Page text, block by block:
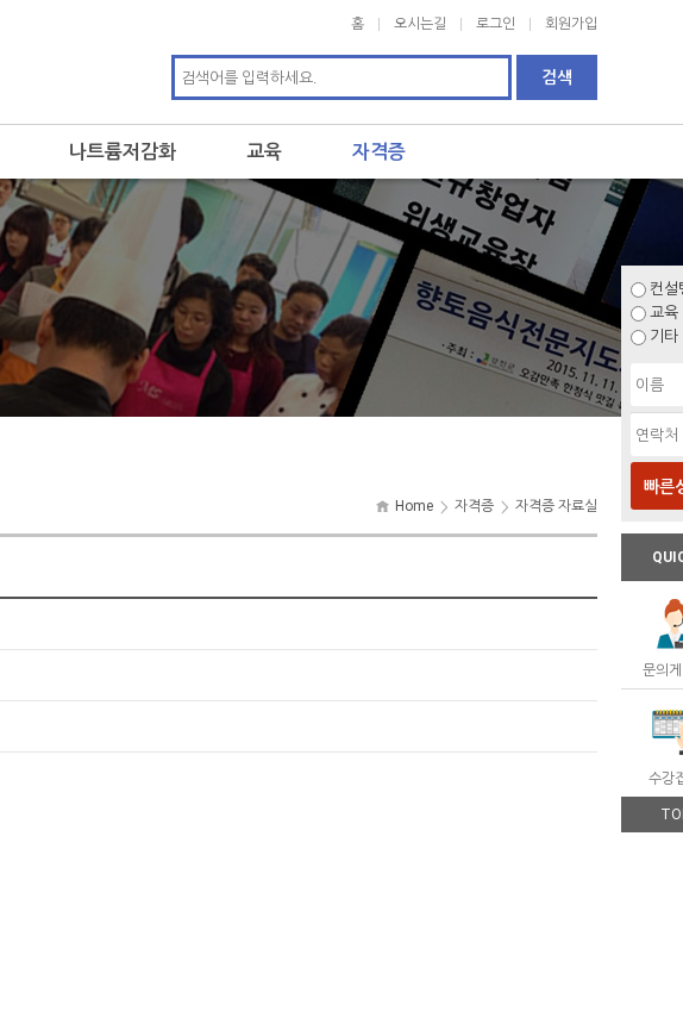
홈 오시는길 로그인 회원가입
나트륨저감화 교육 자격증
Home 자격증 자격증 자료실
컨설
교육
기타
빠른
문의
수강